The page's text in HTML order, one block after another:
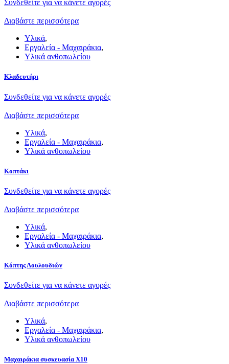
Συνδεθείτε για να κάνετε αγορές
Διαβάστε περισσότερα
Υλικά,
Εργαλεία - Μαχαιράκια,
Υλικά ανθοπωλείου
Κλαδευτήρι
Συνδεθείτε για να κάνετε αγορές
Διαβάστε περισσότερα
Υλικά,
Εργαλεία - Μαχαιράκια,
Υλικά ανθοπωλείου
Κοπτάκι
Συνδεθείτε για να κάνετε αγορές
Διαβάστε περισσότερα
Υλικά,
Εργαλεία - Μαχαιράκια,
Υλικά ανθοπωλείου
Κόπτης Λουλουδιών
Συνδεθείτε για να κάνετε αγορές
Διαβάστε περισσότερα
Υλικά,
Εργαλεία - Μαχαιράκια,
Υλικά ανθοπωλείου
Μαχαιράκια συσκευασία Χ10